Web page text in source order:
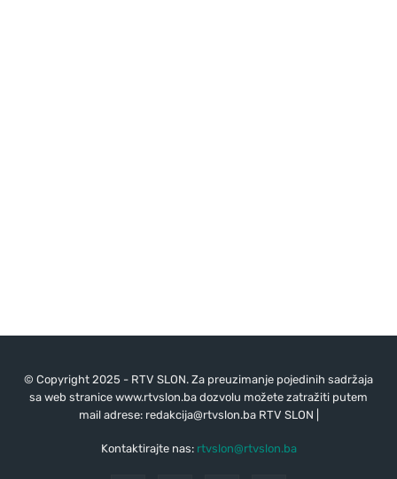
© Copyright 2025 - RTV SLON. Za preuzimanje pojedinih sadržaja
sa web stranice www.rtvslon.ba dozvolu možete zatražiti putem
mail adrese: redakcija@rtvslon.baRTV SLON |
Kontaktirajte nas: rtvslon@rtvslon.ba